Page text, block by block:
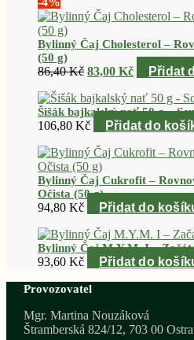
Bylinný Čaj Cholesterol –
(50 g)
86,40Kč Původní
byla:
86,40 Kč.
83,00 KčAktuální
je:
83,00 Kč.
Přidat
Šišák bajkalský nať 50 g –
106,80 Kč Přidat do
Bylinný Čaj Cukrofit –
Očista (50 g)
94,80 Kč Přidat do
Bylinný Čaj M.Y.M. I –
93,60 Kč Přidat do
Provozovatel
Mgr. Martina Nouzáková
Štramberská 824/12, 703 00